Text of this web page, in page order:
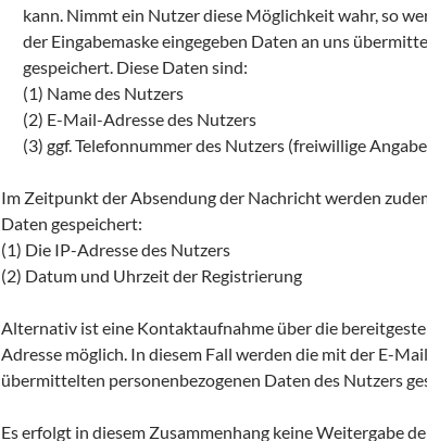
kann. Nimmt ein Nutzer diese Möglichkeit wahr, so
der Eingabemaske eingegeben Daten an uns
gespeichert. Diese Daten sind:
(1) Name des Nutzers
(2) E-Mail-Adresse des Nutzers
(3) ggf. Telefonnummer des Nutzers (freiwillige
Im Zeitpunkt der Absendung der Nachricht werden
Daten gespeichert:
(1) Die IP-Adresse des Nutzers
(2) Datum und Uhrzeit der Registrierung
Alternativ ist eine Kontaktaufnahme über die
Adresse möglich. In diesem Fall werden die mit der E-Mail
übermittelten personenbezogenen Daten des Nutzers
Es erfolgt in diesem Zusammenhang keine Weitergabe